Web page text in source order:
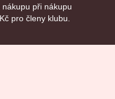
nákupu při nákupu
pro členy klubu.